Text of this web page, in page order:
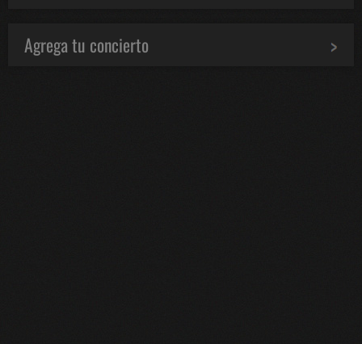
Agrega tu concierto